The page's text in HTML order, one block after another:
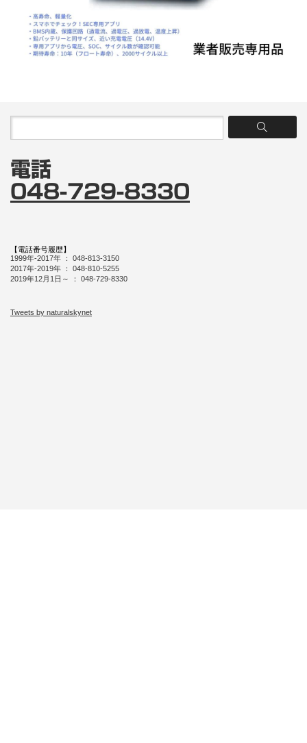
048-729-8330
【電話番号履歴】